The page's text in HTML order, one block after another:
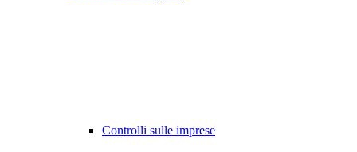
Controlli sulle imprese